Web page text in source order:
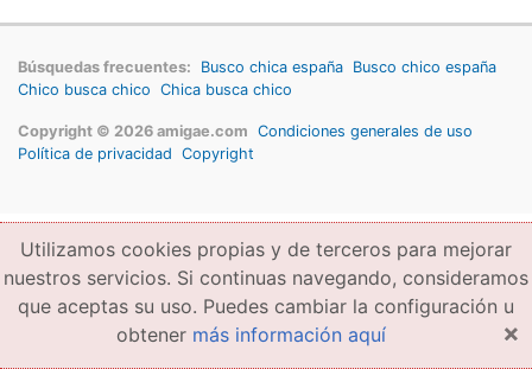
Búsquedas frecuentes: Busco chica españa Busco chico españa
Chico busca chico Chica busca chico
Copyright © 2026 amigae.com Condiciones generales de uso
Política de privacidad Copyright
Utilizamos cookies propias y de terceros para mejorar
nuestros servicios. Si continuas navegando, consideramos
que aceptas su uso. Puedes cambiar la configuración u
obtener más información aquí ×